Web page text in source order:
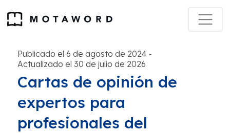
Publicado el 6 de agosto de 2024 -
Actualizado el 30 de julio de 2026
Cartas de opinión de
expertos para
profesionales del